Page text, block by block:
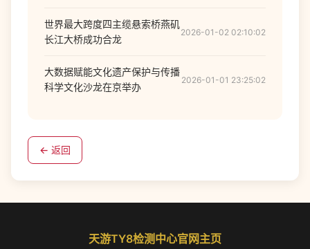
世界最大跨度四主缆悬索桥燕矶
长江大桥成功合龙
2026-01-02 02:10:02
大数据赋能文化遗产保护与传播
科学文化沙龙在京举办
2026-01-01 23:25:02
← 返回
天游TY8检测中心官网主页